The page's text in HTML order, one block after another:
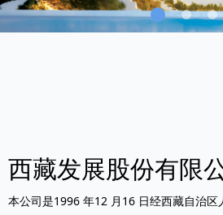
西藏发展股份有限
本公司是1996 年12 月16 日经西藏自治区